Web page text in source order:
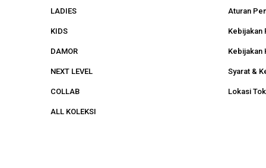
LADIES
KIDS
DAMOR
NEXT LEVEL
COLLAB
ALL KOLEKSI
Aturan
Kebijakan
Kebijakan
Syarat &
Lokasi